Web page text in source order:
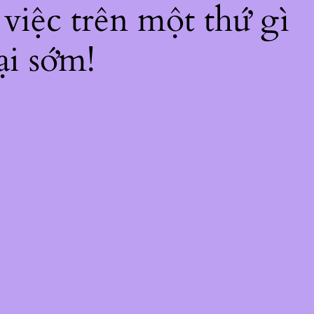
trên một thứ gì
sớm!